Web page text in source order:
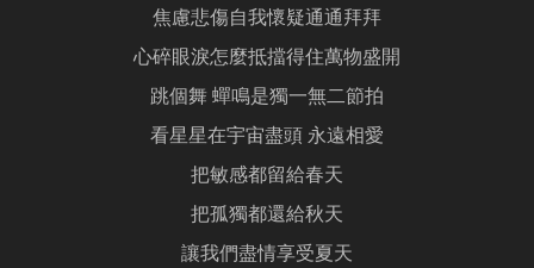
焦慮悲傷自我懷疑通通拜拜
心碎眼淚怎麼抵擋得住萬物盛開
跳個舞 蟬鳴是獨一無二節拍
看星星在宇宙盡頭 永遠相愛
把敏感都留給春天
把孤獨都還給秋天
讓我們盡情享受夏天